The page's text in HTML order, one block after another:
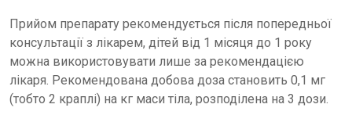
Прийом препарату рекомендується після попередньої
консультації з лікарем, дітей від 1 місяця до 1 року
можна використовувати лише за рекомендацією
лікаря. Рекомендована добова доза становить 0,1 мг
(тобто 2 краплі) на кг маси тіла, розподілена на 3 дози.